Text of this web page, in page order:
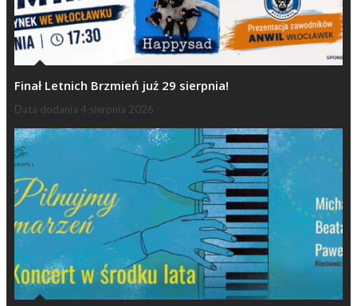
Finał Letnich Brzmień już 29 sierpnia!
Data dodania 4 sierpnia 2026